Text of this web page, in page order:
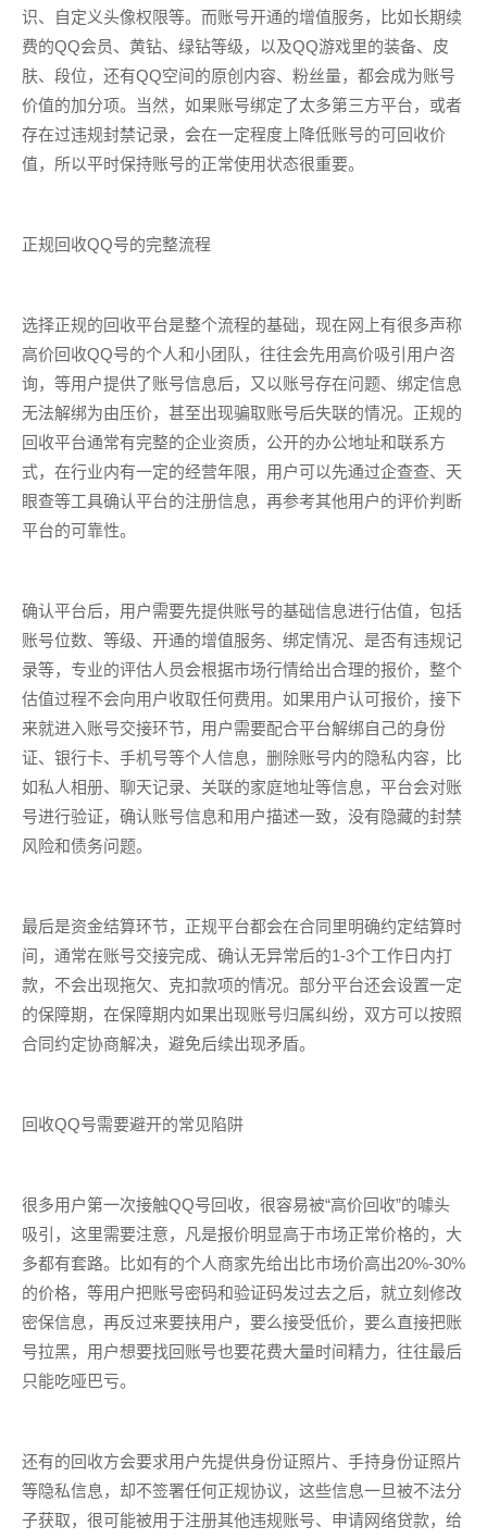
识、自定义头像权限等。而账号开通的增值服务，比如长期续
费的QQ会员、黄钻、绿钻等级，以及QQ游戏里的装备、皮
肤、段位，还有QQ空间的原创内容、粉丝量，都会成为账号
价值的加分项。当然，如果账号绑定了太多第三方平台，或者
存在过违规封禁记录，会在一定程度上降低账号的可回收价
值，所以平时保持账号的正常使用状态很重要。
正规回收QQ号的完整流程
选择正规的回收平台是整个流程的基础，现在网上有很多声称
高价回收QQ号的个人和小团队，往往会先用高价吸引用户咨
询，等用户提供了账号信息后，又以账号存在问题、绑定信息
无法解绑为由压价，甚至出现骗取账号后失联的情况。正规的
回收平台通常有完整的企业资质，公开的办公地址和联系方
式，在行业内有一定的经营年限，用户可以先通过企查查、天
眼查等工具确认平台的注册信息，再参考其他用户的评价判断
平台的可靠性。
确认平台后，用户需要先提供账号的基础信息进行估值，包括
账号位数、等级、开通的增值服务、绑定情况、是否有违规记
录等，专业的评估人员会根据市场行情给出合理的报价，整个
估值过程不会向用户收取任何费用。如果用户认可报价，接下
来就进入账号交接环节，用户需要配合平台解绑自己的身份
证、银行卡、手机号等个人信息，删除账号内的隐私内容，比
如私人相册、聊天记录、关联的家庭地址等信息，平台会对账
号进行验证，确认账号信息和用户描述一致，没有隐藏的封禁
风险和债务问题。
最后是资金结算环节，正规平台都会在合同里明确约定结算时
间，通常在账号交接完成、确认无异常后的1-3个工作日内打
款，不会出现拖欠、克扣款项的情况。部分平台还会设置一定
的保障期，在保障期内如果出现账号归属纠纷，双方可以按照
合同约定协商解决，避免后续出现矛盾。
回收QQ号需要避开的常见陷阱
很多用户第一次接触QQ号回收，很容易被“高价回收”的噱头
吸引，这里需要注意，凡是报价明显高于市场正常价格的，大
多都有套路。比如有的个人商家先给出比市场价高出20%-30%
的价格，等用户把账号密码和验证码发过去之后，就立刻修改
密保信息，再反过来要挟用户，要么接受低价，要么直接把账
号拉黑，用户想要找回账号也要花费大量时间精力，往往最后
只能吃哑巴亏。
还有的回收方会要求用户先提供身份证照片、手持身份证照片
等隐私信息，却不签署任何正规协议，这些信息一旦被不法分
子获取，很可能被用于注册其他违规账号、申请网络贷款，给